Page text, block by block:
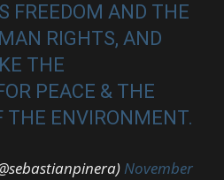
FREEDOM AND THE
RIGHTS, AND
THE
PEACE & THE
THE ENVIRONMENT.
November